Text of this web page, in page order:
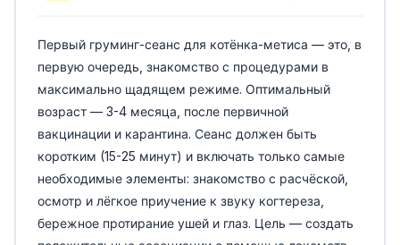
Первый груминг-сеанс для котёнка-метиса — это, в
первую очередь, знакомство с процедурами в
максимально щадящем режиме. Оптимальный
возраст — 3-4 месяца, после первичной
вакцинации и карантина. Сеанс должен быть
коротким (15-25 минут) и включать только самые
необходимые элементы: знакомство с расчёской,
осмотр и лёгкое приучение к звуку когтереза,
бережное протирание ушей и глаз. Цель — создать